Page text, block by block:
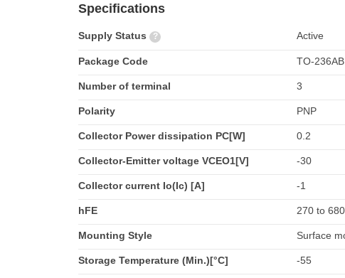
Specifications
Supply Status ? Active
Package Code TO-
Number of terminal 3
Polarity PNP
Collector Power dissipation PC[W] 0.2
Collector-Emitter voltage VCEO1[V] -30
Collector current Io(Ic) [A] -1
hFE 270 to 680
Mounting Style Surface
Storage Temperature (Min.)[°C] -55